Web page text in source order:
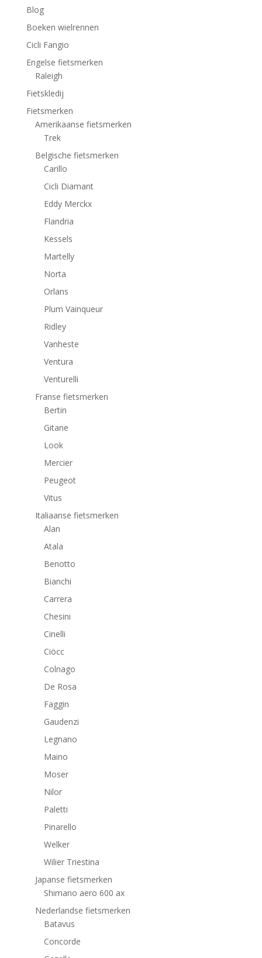
Blog
Boeken wielrennen
Cicli Fangio
Engelse fietsmerken
Raleigh
Fietskledij
Fietsmerken
Amerikaanse fietsmerken
Trek
Belgische fietsmerken
Carillo
Cicli Diamant
Eddy Merckx
Flandria
Kessels
Martelly
Norta
Orlans
Plum Vainqueur
Ridley
Vanheste
Ventura
Venturelli
Franse fietsmerken
Bertin
Gitane
Look
Mercier
Peugeot
Vitus
Italiaanse fietsmerken
Alan
Atala
Benotto
Bianchi
Carrera
Chesini
Cinelli
Ciöcc
Colnago
De Rosa
Faggin
Gaudenzi
Legnano
Maino
Moser
Nilor
Paletti
Pinarello
Welker
Wilier Triestina
Japanse fietsmerken
Shimano aero 600 ax
Nederlandse fietsmerken
Batavus
Concorde